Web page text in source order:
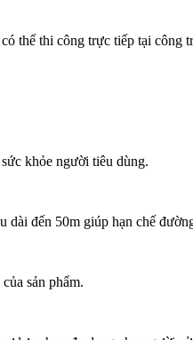
thể thi công trực tiếp tại công
khỏe người tiêu dùng.
đến 50m giúp hạn chế
sản phẩm.